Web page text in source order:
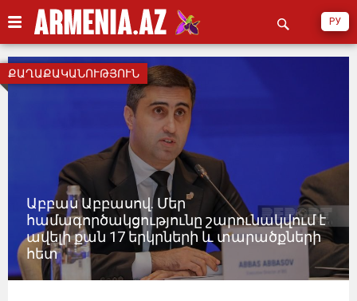
РУ
Աբբաս Աբբասով. Մեր
համագործակցությունը շարունակվում է
ավելի քան 17 երկրների և տարածքների
հետ
ՔԱՂԱՔԱԿԱՆՈՒԹՅՈՒՆ